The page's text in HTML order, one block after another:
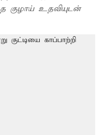
குழாய் உதவியுடன்